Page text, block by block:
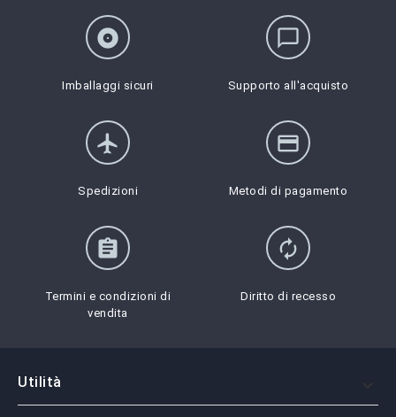
album
Imballaggi sicuri
chat_bubble_outline
Supporto all'acquisto
flight
Spedizioni
credit_card
Metodi di pagamento
assignment
Termini e condizioni di
vendita
autorenew
Diritto di recesso
Utilità